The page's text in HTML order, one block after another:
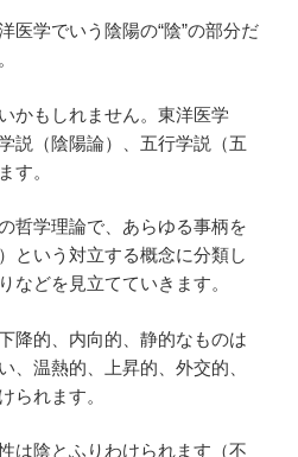
医学でいう陰陽の“陰”の部分だ
かもしれません。東洋医学
説（陰陽論）、五行学説（五
す。
哲学理論で、あらゆる事柄を
という対立する概念に分類し
などを見立てていきます。
降的、内向的、静的なものは
、温熱的、上昇的、外交的、
られます。
は陰とふりわけられます（不